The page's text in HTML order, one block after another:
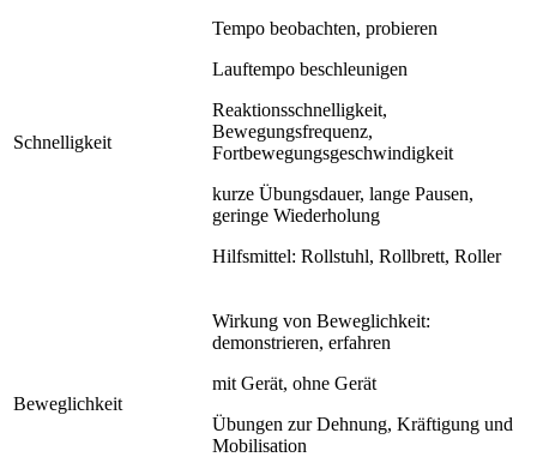
Schnelligkeit
Tempo beobachten, probieren
Lauftempo beschleunigen
Reaktionsschnelligkeit,
Bewegungsfrequenz,
Fortbewegungsgeschwindigkeit
kurze Übungsdauer, lange Pausen,
geringe Wiederholung
Hilfsmittel: Rollstuhl, Rollbrett, Roller
Beweglichkeit
Wirkung von Beweglichkeit:
demonstrieren, erfahren
mit Gerät, ohne Gerät
Übungen zur Dehnung, Kräftigung und
Mobilisation